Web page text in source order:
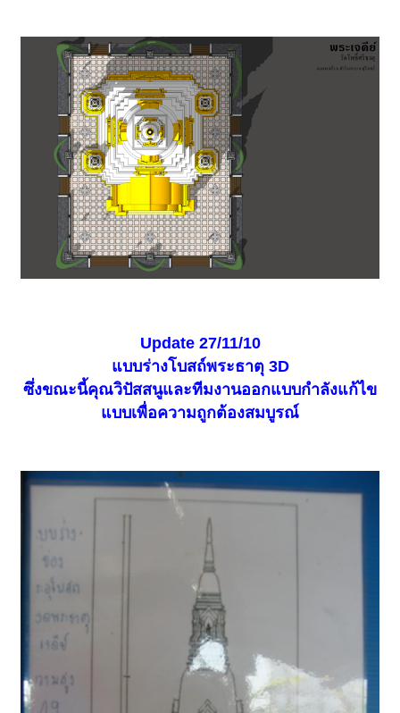
Update 27/11/10
แบบร่างโบสถ์พระธาตุ 3D
ซึ่งขณะนี้คุณวิปัสสนูและทีมงานออกแบบกำลังแก้ไข
แบบเพื่อความถูกต้องสมบูรณ์